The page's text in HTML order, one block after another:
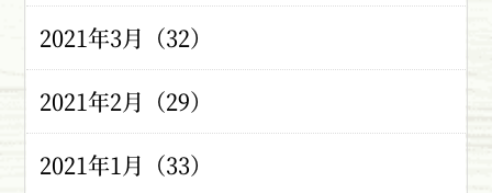
2021年3月（32）
2021年2月（29）
2021年1月（33）